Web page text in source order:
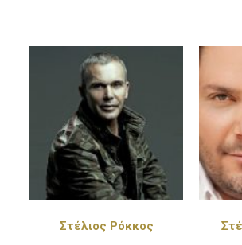
Στέλιος Διονυσίου